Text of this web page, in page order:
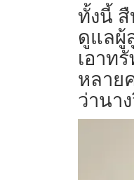
ทั้งนี้
ดูแลผู้
เอาท
หลาย
ว่านา